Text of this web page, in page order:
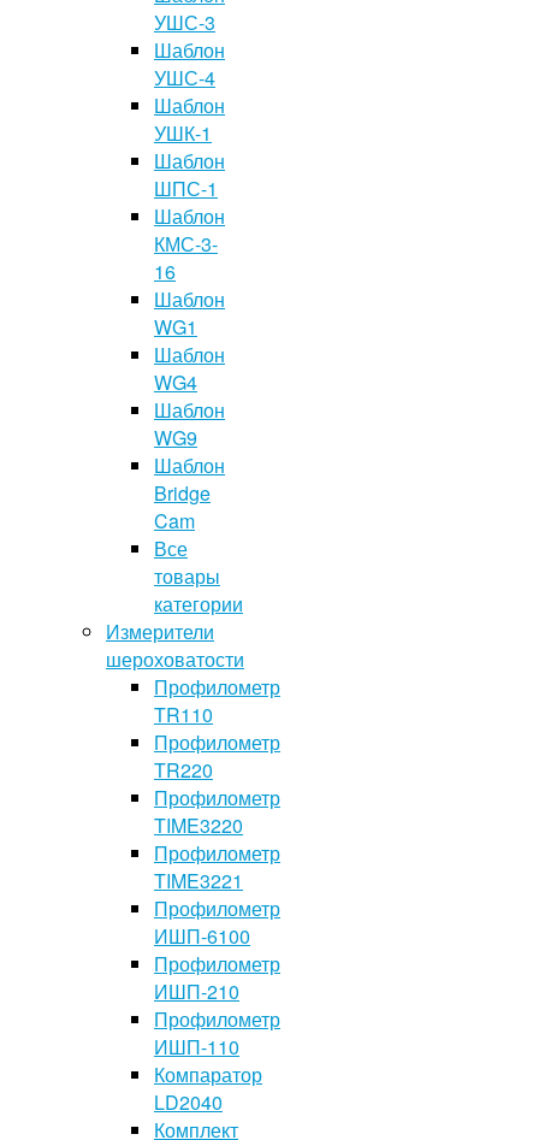
УШС-3
Шаблон
УШС-4
Шаблон
УШК-1
Шаблон
ШПС-1
Шаблон
КМС-3-
16
Шаблон
WG1
Шаблон
WG4
Шаблон
WG9
Шаблон
Bridge
Cam
Все
товары
категории
Измерители
шероховатости
Профилометр
TR110
Профилометр
TR220
Профилометр
TIME3220
Профилометр
TIME3221
Профилометр
ИШП-6100
Профилометр
ИШП-210
Профилометр
ИШП-110
Компаратор
LD2040
Комплект